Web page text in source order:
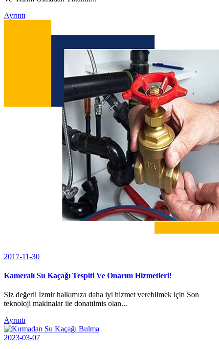
Ayrıntı
2017-11-30
Kameralı Su Kaçağı Tespiti Ve Onarım Hizmetleri!
Siz değerli İzmir halkımıza daha iyi hizmet verebilmek için Son
teknoloji makinalar ile donatılmis olan...
Ayrıntı
2023-03-07